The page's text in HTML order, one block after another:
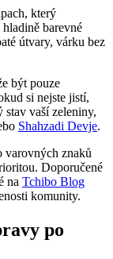
který
barevné
útvary, várku bez
být pouze
si nejste jistí,
stav vaší zeleniny,
Shahzadi Devje.
varovných znaků
Doporučené
na Tchibo Blog
komunity.
po